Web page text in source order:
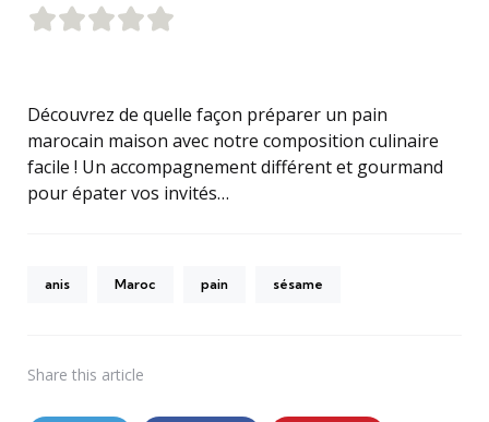
Découvrez de quelle façon préparer un pain
marocain maison avec notre composition culinaire
facile ! Un accompagnement différent et gourmand
pour épater vos invités…
anis Maroc pain sésame
Share this article